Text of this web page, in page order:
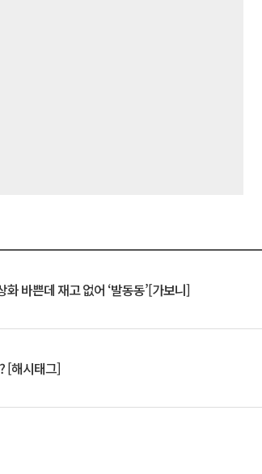
바쁜데 재고 없어 ‘발동동’[가보니]
[해시태그]